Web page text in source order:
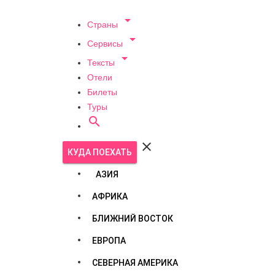
Страны 
Сервисы 
Тексты 
Отели
Билеты
Туры

КУДА ПОЕХАТЬ 
АЗИЯ
АФРИКА
БЛИЖНИЙ ВОСТОК
ЕВРОПА
СЕВЕРНАЯ АМЕРИКА